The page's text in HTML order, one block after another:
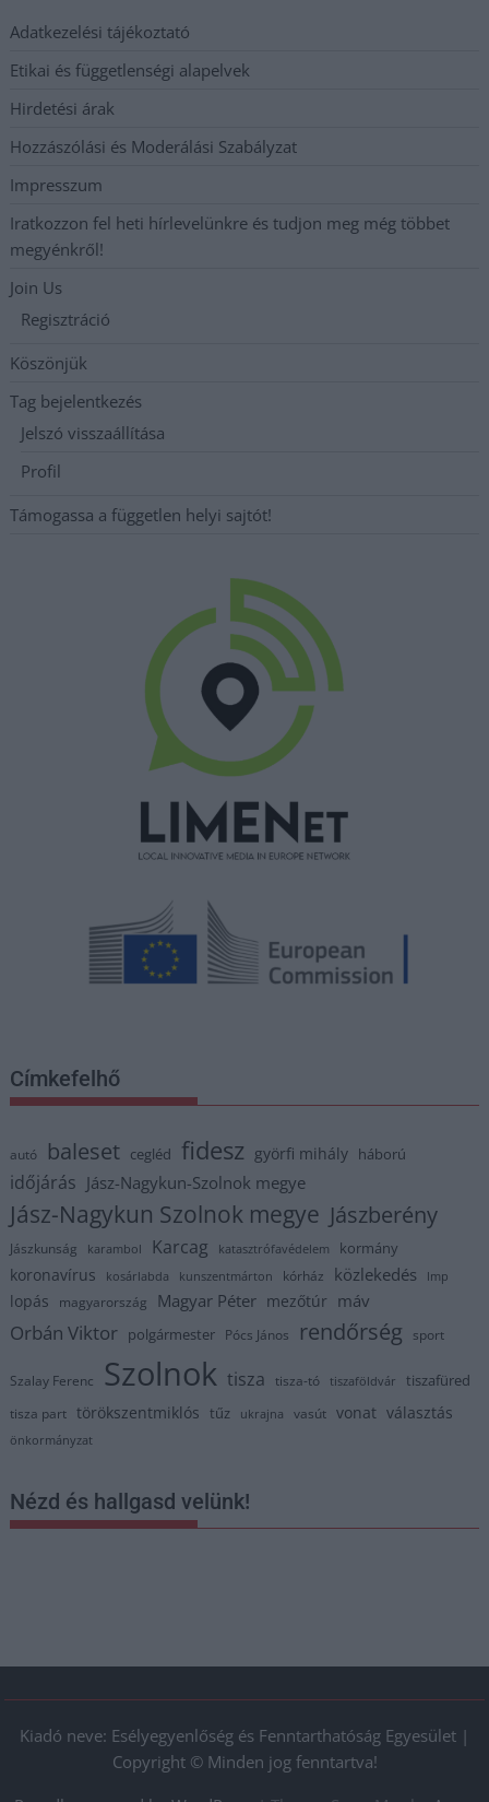
Adatkezelési tájékoztató
Etikai és függetlenségi alapelvek
Hirdetési árak
Hozzászólási és Moderálási Szabályzat
Impresszum
Iratkozzon fel heti hírlevelünkre és tudjon meg még többet
megyénkről!
Join Us
Regisztráció
Köszönjük
Tag bejelentkezés
Jelszó visszaállítása
Profil
Támogassa a független helyi sajtót!
Címkefelhő
autó baleset cegléd fidesz györfi mihály háború
időjárás Jász-Nagykun-Szolnok megye
Jász-Nagykun Szolnok megye Jászberény
Jászkunság karambol Karcag katasztrófavédelem kormány
koronavírus kosárlabda kunszentmárton kórház közlekedés lmp
lopás magyarország Magyar Péter mezőtúr máv
Orbán Viktor polgármester Pócs János rendőrség sport
Szalay Ferenc Szolnok tisza tisza-tó tiszaföldvár tiszafüred
tisza part törökszentmiklós tűz ukrajna vasút vonat választás
önkormányzat
Nézd és hallgasd velünk!
Kiadó neve: Esélyegyenlőség és Fenntarthatóság Egyesület |
Copyright © Minden jog fenntartva!